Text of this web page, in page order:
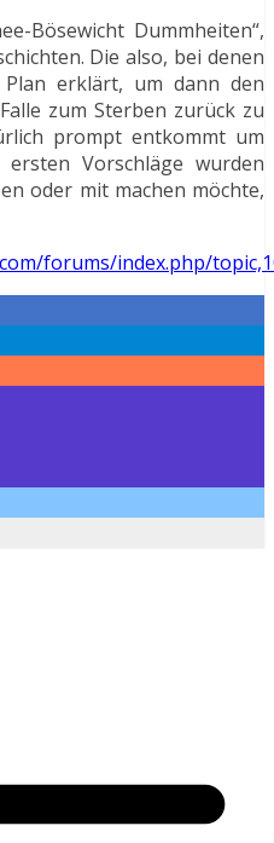
Bösewicht Dummheiten“,
Die also, bei denen
erklärt, um dann den
zum Sterben zurück zu
prompt entkommt um
Vorschläge wurden
oder mit machen möchte,
forums/index.php/